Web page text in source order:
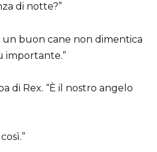
di notte?”
un buon cane non dimentica
importante.”
di Rex. “È il nostro angelo